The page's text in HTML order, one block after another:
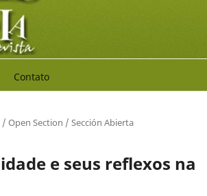
Contato
/ Open Section / Sección Abierta
e seus reflexos na